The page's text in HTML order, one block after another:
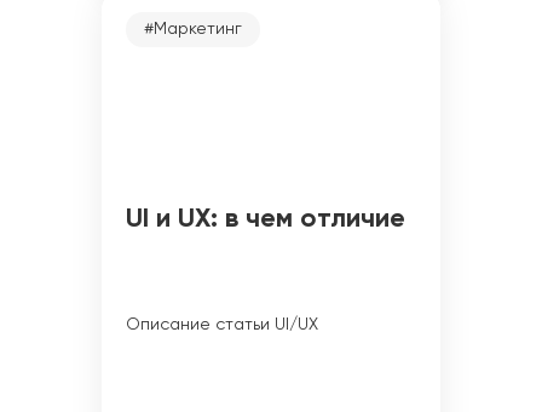
#Маркетинг
UI и UX: в чем отличие
Описание статьи UI/UX